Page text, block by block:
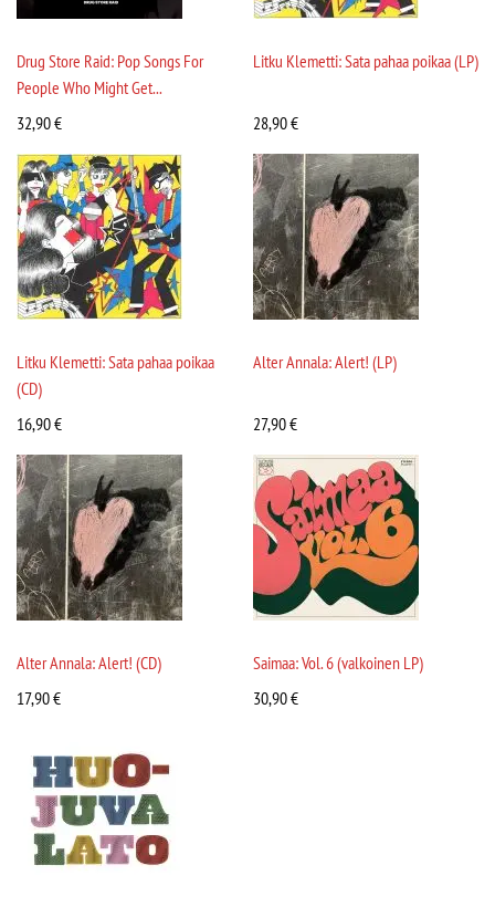
Drug Store Raid: Pop Songs For
People Who Might Get...
32,90€
Litku Klemetti: Sata pahaa poikaa (LP)
28,90€
Litku Klemetti: Sata pahaa poikaa
(CD)
16,90€
Alter Annala: Alert! (LP)
27,90€
Alter Annala: Alert! (CD)
17,90€
Saimaa: Vol. 6 (valkoinen LP)
30,90€